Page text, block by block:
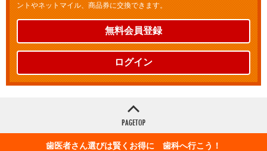
ントやネットマイル、商品券に交換できます。
無料会員登録
ログイン
歯医者さん選びは賢くお得に 歯科へ行こう！